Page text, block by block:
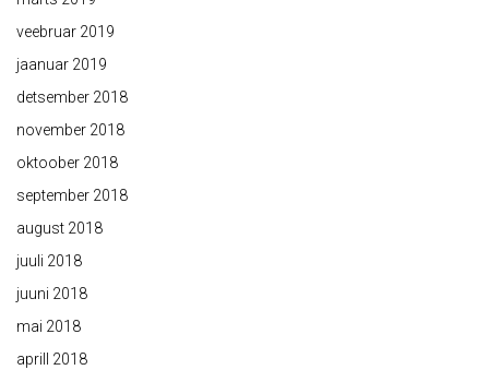
veebruar 2019
jaanuar 2019
detsember 2018
november 2018
oktoober 2018
september 2018
august 2018
juuli 2018
juuni 2018
mai 2018
aprill 2018